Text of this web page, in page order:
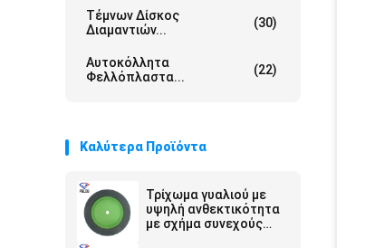
Τέμνων Δίσκος
Διαμαντιών...
(30)
Αυτοκόλλητα
Φελλόπλαστα...
(22)
Καλύτερα Προϊόντα
Τρίχωμα γυαλιού με
υψηλή ανθεκτικότητα
με σχήμα συνεχούς